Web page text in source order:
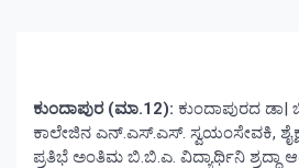
ಕುಂದಾಪುರ (ಮಾ.12): ಕುಂದಾಪುರದ
ಕಾಲೇಜಿನ ಎನ್.ಎಸ್.ಎಸ್. ಸ್ವಯಂಸೇವಕಿ,
ಪ್ರತಿಭೆ ಅಂತಿಮ ಬಿ.ಬಿ.ಎ. ವಿದ್ಯಾರ್ಥಿನಿ ಶ್ರದ್ಧಾ